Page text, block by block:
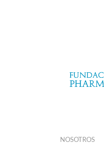
NOSOTROS